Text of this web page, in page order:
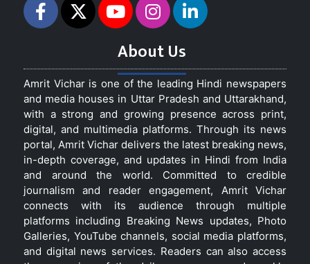
About Us
Amrit Vichar is one of the leading Hindi newspapers
and media houses in Uttar Pradesh and Uttarakhand,
with a strong and growing presence across print,
digital, and multimedia platforms. Through its news
portal, Amrit Vichar delivers the latest breaking news,
in-depth coverage, and updates in Hindi from India
and around the world. Committed to credible
journalism and reader engagement, Amrit Vichar
connects with its audience through multiple
platforms including Breaking News updates, Photo
Galleries, YouTube channels, social media platforms,
and digital news services. Readers can also access